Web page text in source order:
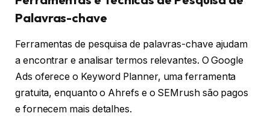
Palavras-chave
Ferramentas de pesquisa de palavras-chave ajudam
a encontrar e analisar termos relevantes. O Google
Ads oferece o Keyword Planner, uma ferramenta
gratuita, enquanto o Ahrefs e o SEMrush são pagos
e fornecem mais detalhes.